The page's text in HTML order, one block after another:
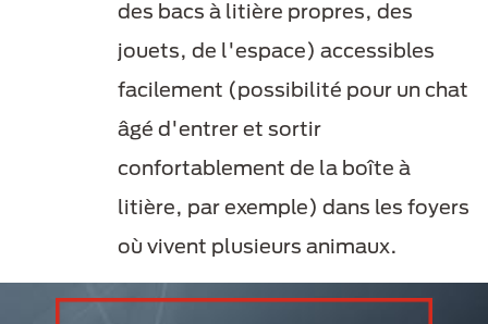
des bacs à litière propres, des
jouets, de l'espace) accessibles
facilement (possibilité pour un chat
âgé d'entrer et sortir
confortablement de la boîte à
litière, par exemple) dans les foyers
où vivent plusieurs animaux.